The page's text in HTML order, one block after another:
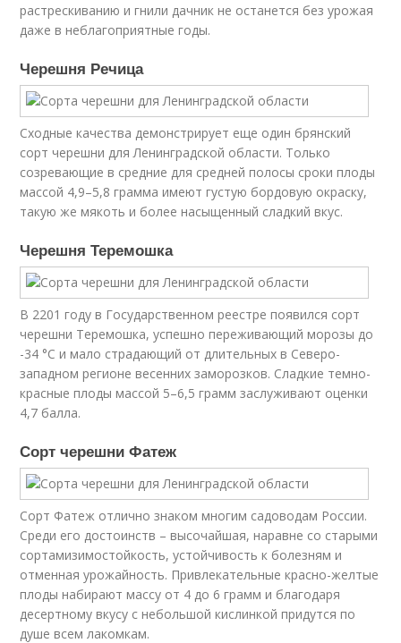
растрескиванию и гнили дачник не останется без урожая
даже в неблагоприятные годы.
Черешня Речица
Сходные качества демонстрирует еще один брянский
сорт черешни для Ленинградской области. Только
созревающие в средние для средней полосы сроки плоды
массой 4,9–5,8 грамма имеют густую бордовую окраску,
такую же мякоть и более насыщенный сладкий вкус.
Черешня Теремошка
В 2201 году в Государственном реестре появился сорт
черешни Теремошка, успешно переживающий морозы до
-34 °C и мало страдающий от длительных в Северо-
западном регионе весенних заморозков. Сладкие темно-
красные плоды массой 5–6,5 грамм заслуживают оценки
4,7 балла.
Сорт черешни Фатеж
Сорт Фатеж отлично знаком многим садоводам России.
Среди его достоинств – высочайшая, наравне со старыми
сортамизимостойкость, устойчивость к болезням и
отменная урожайность. Привлекательные красно-желтые
плоды набирают массу от 4 до 6 грамм и благодаря
десертному вкусу с небольшой кислинкой придутся по
душе всем лакомкам.